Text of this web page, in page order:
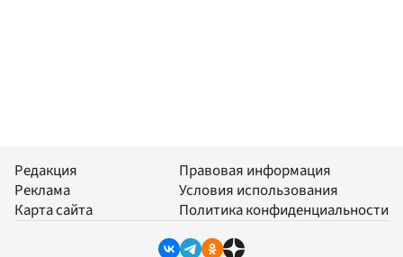
Редакция
Реклама
Карта сайта
Правовая информация
Условия использования
Политика конфиденциальности